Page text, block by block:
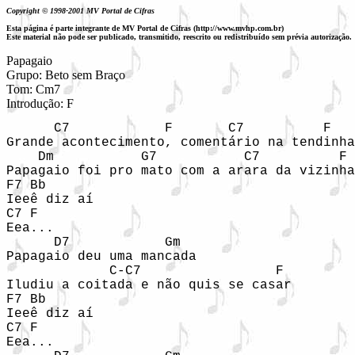
Copyright © 1998-2001 MV Portal de Cifras
Esta página é parte integrante de MV Portal de Cifras (http://www.mvhp.com.br)
Este material não pode ser publicado, transmitido, reescrito ou redistribuído sem prévia autorização.
Papagaio
Grupo: Beto sem Braço
Tom: Cm7
Introdução: F
      C7            F       C7          F
Grande acontecimento, comentário na tendinha
Dm           G7           C7          F
Papagaio foi pro mato com a arara da vizinha
F7 Bb
Ieeê diz aí
C7 F
Eea...
      D7            Gm
Papagaio deu uma mancada
             C-C7                 F
Iludiu a coitada e não quis se casar
F7 Bb
Ieeê diz aí
C7 F
Eea...